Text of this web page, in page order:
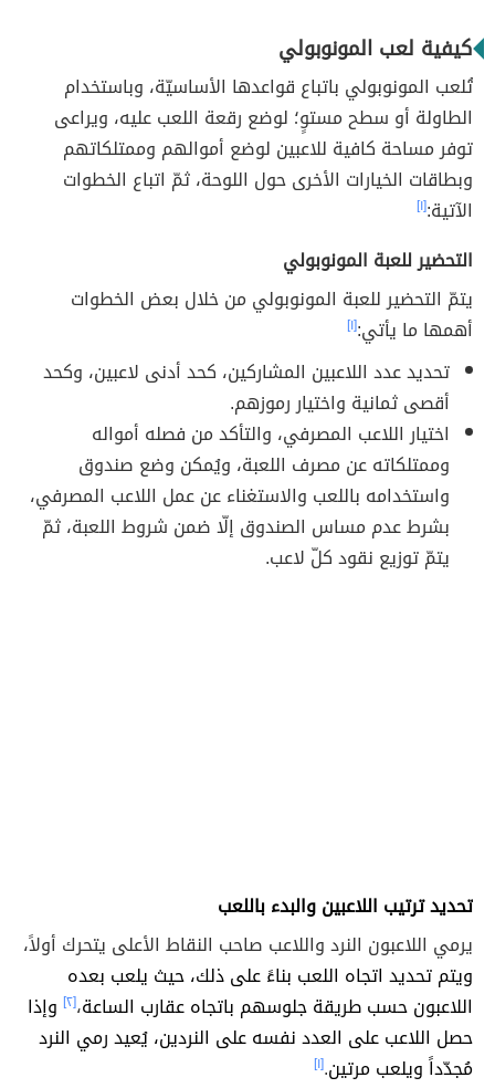
كيفية لعب المونوبولي
تُلعب المونوبولي باتباع قواعدها الأساسيّة، وباستخدام
الطاولة أو سطح مستوٍ؛ لوضع رقعة اللعب عليه، ويراعى
توفر مساحة كافية للاعبين لوضع أموالهم وممتلكاتهم
وبطاقات الخيارات الأخرى حول اللوحة، ثمّ اتباع الخطوات
الآتية:[١]
التحضير للعبة المونوبولي
يتمّ التحضير للعبة المونوبولي من خلال بعض الخطوات
أهمها ما يأتي:[١]
تحديد عدد اللاعبين المشاركين، كحد أدنى لاعبين، وكحد
أقصى ثمانية واختيار رموزهم.
اختيار اللاعب المصرفي، والتأكد من فصله أمواله
وممتلكاته عن مصرف اللعبة، ويُمكن وضع صندوق
واستخدامه باللعب والاستغناء عن عمل اللاعب المصرفي،
بشرط عدم مساس الصندوق إلّا ضمن شروط اللعبة، ثمّ
يتمّ توزيع نقود كلّ لاعب.
تحديد ترتيب اللاعبين والبدء باللعب
يرمي اللاعبون النرد واللاعب صاحب النقاط الأعلى يتحرك أولاً،
ويتم تحديد اتجاه اللعب بناءً على ذلك، حيث يلعب بعده
اللاعبون حسب طريقة جلوسهم باتجاه عقارب الساعة،[٢]
وإذا
حصل اللاعب على العدد نفسه على النردين، يُعيد رمي النرد
مُجدّداً ويلعب مرتين.[١]